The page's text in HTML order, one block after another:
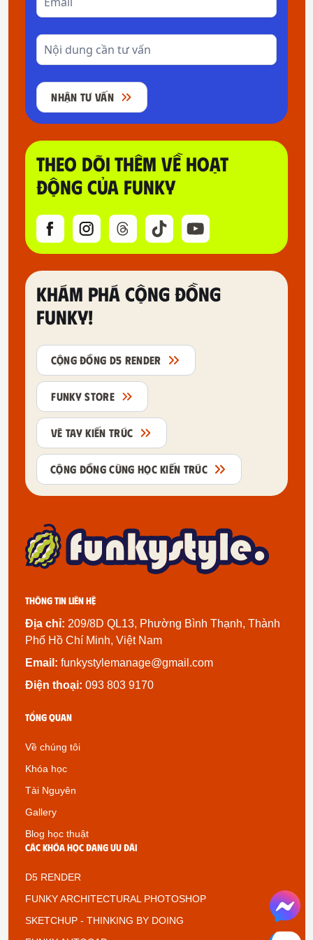
NHẬN TƯ VẤN
THEO DÕI THÊM VỀ HOẠT
ĐỘNG CỦA FUNKY
KHÁM PHÁ CỘNG ĐỒNG
FUNKY!
CỘNG ĐỒNG D5 RENDER
FUNKY STORE
VẼ TAY KIẾN TRÚC
CỘNG ĐỒNG CÙNG HỌC KIẾN TRÚC
Thông tin liên hệ
Địa chỉ: 209/8D QL13, Phường Bình Thạnh, Thành
Phố Hồ Chí Minh, Việt Nam
Email: funkystylemanage@gmail.com
Điện thoại: 093 803 9170
Tổng quan
Về chúng tôi
Khóa học
Tài Nguyên
Gallery
Blog học thuật
Các khóa học đang ưu đãi
D5 RENDER
FUNKY ARCHITECTURAL PHOTOSHOP
SKETCHUP - THINKING BY DOING